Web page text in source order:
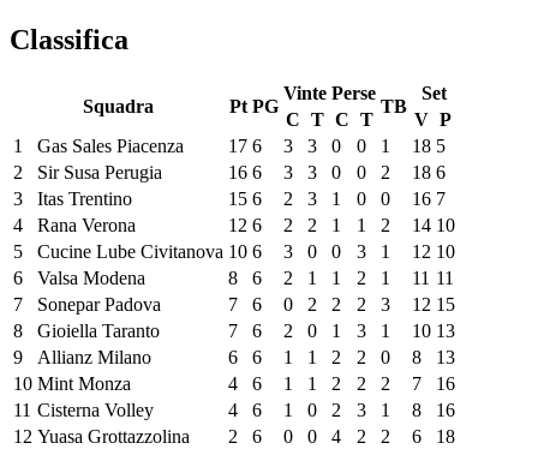
Classifica
Squadra Pt PG
Vinte Perse
TB
Set
C T C T V P
1
Gas Sales Piacenza 17 6 3 3 0 0 1 18 5
2
Sir Susa Perugia 16 6 3 3 0 0 2 18 6
3
Itas Trentino 15 6 2 3 1 0 0 16 7
4
Rana Verona 12 6 2 2 1 1 2 14 10
5
Cucine Lube Civitanova 10 6 3 0 0 3 1 12 10
6
Valsa Modena 8 6 2 1 1 2 1 11 11
7
Sonepar Padova 7 6 0 2 2 2 3 12 15
8
Gioiella Taranto 7 6 2 0 1 3 1 10 13
9
Allianz Milano 6 6 1 1 2 2 0 8
13
10 Mint Monza 4 6 1 1 2 2 2 7
16
11 Cisterna Volley 4 6 1 0 2 3 1 8
16
12 Yuasa Grottazzolina 2 6 0 0 4 2 2 6
18